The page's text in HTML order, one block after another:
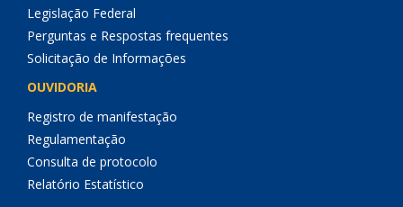
Legislação Federal
Perguntas e Respostas frequentes
Solicitação de Informações
OUVIDORIA
Registro de manifestação
Regulamentação
Consulta de protocolo
Relatório Estatístico